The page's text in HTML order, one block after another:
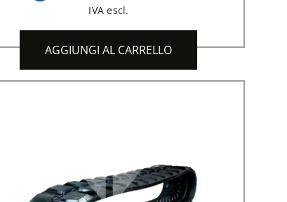
IVA escl.
AGGIUNGI AL CARRELLO